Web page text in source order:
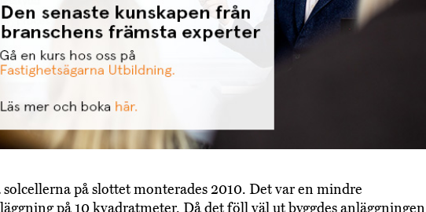
solcellerna på slottet monterades 2010. Det var en mindre
på 10 kvadratmeter. Då det föll väl ut byggdes anläggningen